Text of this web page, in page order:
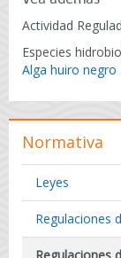
Actividad
Especies
Alga huiro negro
Normativa
Leyes
Regulaciones